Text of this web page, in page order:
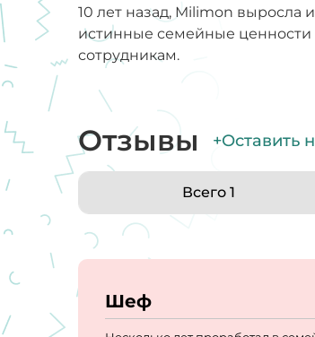
10 лет назад, Milimon выросла
истинные семейные ценности
сотрудникам.
Отзывы +Оставить
Всего 1
Шеф